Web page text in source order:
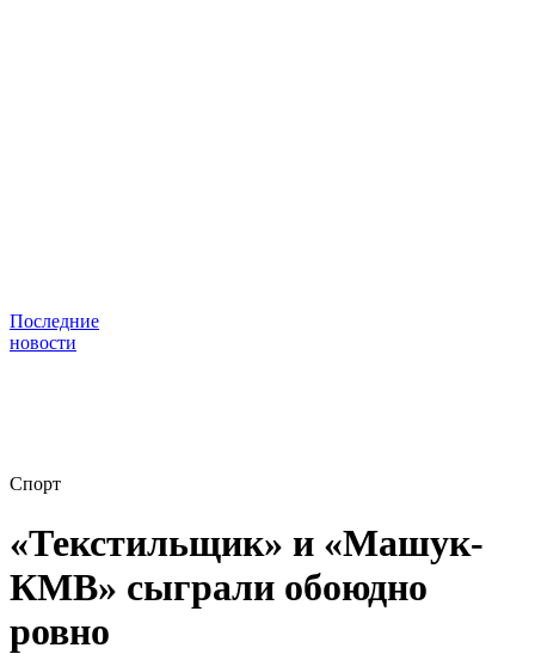
Последние
новости
Спорт
«Текстильщик» и «Машук-
КМВ» сыграли обоюдно
ровно